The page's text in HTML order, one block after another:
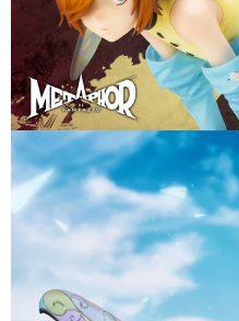
2.基於同意付款使用「大哥付你分
資料（包含姓名、電話或地址）提
由本公司與您本人進行分期帳單所
3.完整用戶服務條款，請詳閱以下連
預購-宅配(舊)
每筆NT$120，滿NT$3,000(含以
預購-宅配(離島)(舊)
每筆NT$160，滿NT$3,000(含以
東海門市自取，需自備購物袋取
免運費